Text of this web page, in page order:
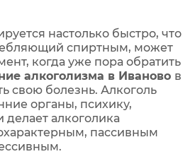
настолько быстро, что
спиртным, может
когда уже пора обратить
алкоголизма в Иваново в
свою болезнь. Алкоголь
органы, психику,
алкоголика
пассивным